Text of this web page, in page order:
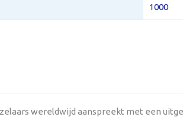
1000
wereldwijd aanspreekt met een